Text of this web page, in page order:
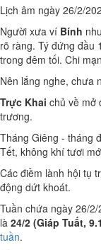
Lịch âm ngày 26/2/
Người xưa ví Bính
rõ ràng. Tý đứng đầu
trong đêm tối. Chi
Nên lắng nghe, chưa
Trực Khai chủ về mở
trương.
Tháng Giêng - tháng
Tết, không khí tươi
Các điềm lành hội tụ
động dứt khoát.
Tuần chứa ngày 26/2/
là 24/2 (Giáp Tuất,
tuần.